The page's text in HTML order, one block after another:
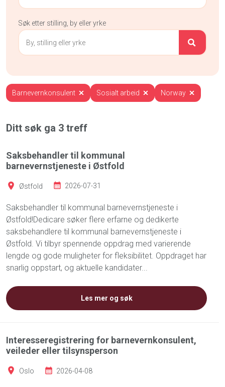
Søk etter stilling, by eller yrke
Barnevernkonsulent Sosialt arbeid Norway
Ditt søk ga 3 treff
Saksbehandler til kommunal
barnevernstjeneste i Østfold
Østfold 2026-07-31
Saksbehandler til kommunal barnevernstjeneste i
Østfold!Dedicare søker flere erfarne og dedikerte
saksbehandlere til kommunal barnevernstjeneste i
Østfold. Vi tilbyr spennende oppdrag med varierende
lengde og gode muligheter for fleksibilitet. Oppdraget har
snarlig oppstart, og aktuelle kandidater...
Les mer og søk
Interesseregistrering for barnevernkonsulent,
veileder eller tilsynsperson
Oslo 2026-04-08